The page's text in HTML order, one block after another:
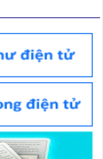
dẫn lập hồ sơ công việc
lưu trữ cơ quan
định 1982/QĐ-BYT ngày